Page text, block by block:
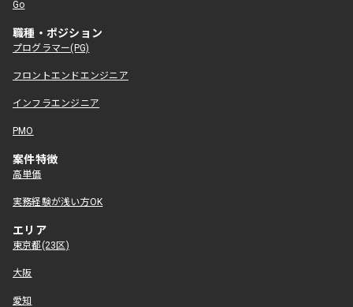
Go
職種・ポジション
プログラマー(PG)
フロントエンドエンジニア
インフラエンジニア
PMO
案件特徴
高単価
実務経験が浅い方OK
エリア
東京都(23区)
大阪
愛知